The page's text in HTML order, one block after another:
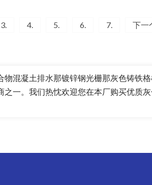
3. 4. 5. 6. 7. 下一
物混凝土排水那镀锌钢光栅那灰色铸铁
一。我们热忱欢迎您在本厂购买优质